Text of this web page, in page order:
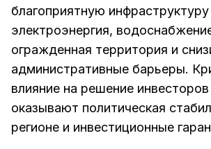
благоприятную
электроэнергия,
огражденная территория и
административные барьеры.
влияние на решение
оказывают политическая
регионе и инвестиционные